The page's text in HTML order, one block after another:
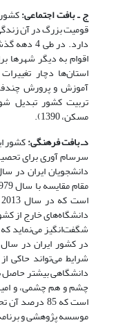
ج ـ بافت اجتماعی:
دارد. در
اقوام به دیگر شهرها
استان‌ها دچار
آموزش و پرورش
تربیت کشور تبدیل
مسکن، 1390).
دـ بافت فرهنگی:کشور
سرسام آوری برای
دانشگاه‌های خارج از
شگفت‌انگیز می‌نماید
شرایط می‌تواند حاکی
دانشگاهی بیشتر حاصل
چشم و هم چشمی، و
است که 85
موسسه پژوهشی و